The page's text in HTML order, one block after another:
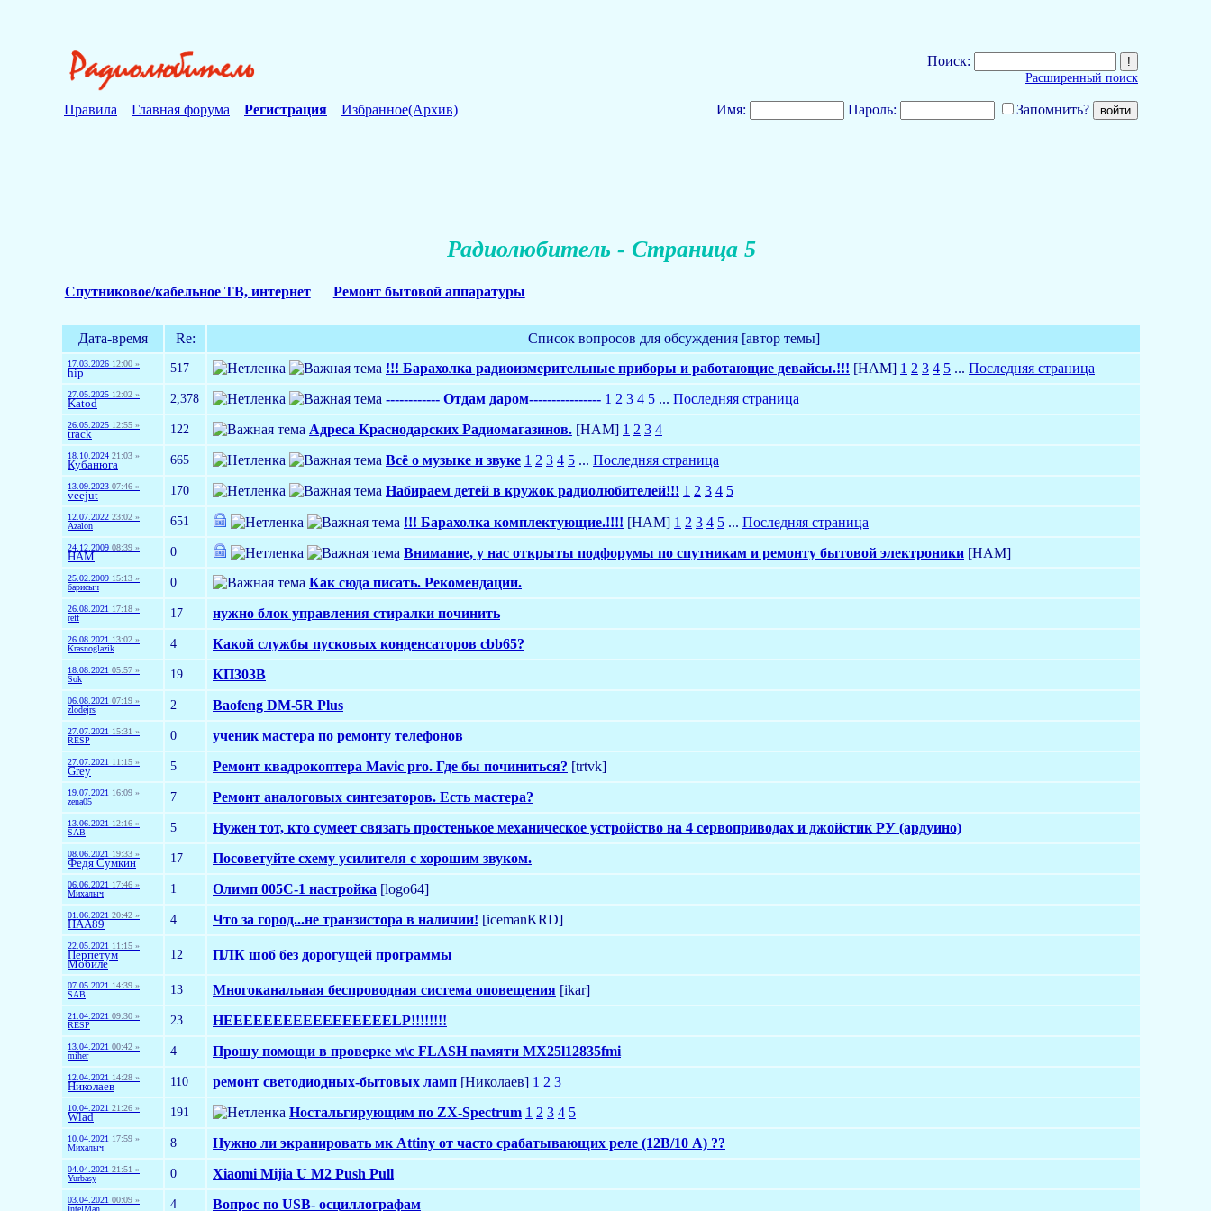
Поиск:
Расширенный поиск
Правила Главная форума Регистрация Избранное(Архив) Имя: Пароль: Запомнить?
Радиолюбитель - Страница 5
Спутниковое/кабельное ТВ, интернет Ремонт бытовой аппаратуры
Дата-время Re: Список вопросов для обсуждения [автор темы]
17.03.2026 12:00 »
hip 517 !!! Барахолка радиоизмерительные приборы и работающие девайсы.!!! [HAM] 1 2 3 4 5 ... Последняя страница
27.05.2025 12:02 »
Katod 2,378 ------------ Отдам даром---------------- 1 2 3 4 5 ... Последняя страница
26.05.2025 12:55 »
track 122 Адреса Краснодарских Радиомагазинов. [HAM] 1 2 3 4
18.10.2024 21:03 »
Кубанюга 665 Всё о музыке и звуке 1 2 3 4 5 ... Последняя страница
13.09.2023 07:46 »
veejut 170 Набираем детей в кружок радиолюбителей!!! 1 2 3 4 5
12.07.2022 23:02 »
Azalon
651 !!! Барахолка комплектующие.!!!! [HAM] 1 2 3 4 5 ... Последняя страница
24.12.2009 08:39 »
HAM 0 Внимание, у нас открыты подфорумы по спутникам и ремонту бытовой электроники [HAM]
25.02.2009 15:13 »
барисыч
0 Как сюда писать. Рекомендации.
26.08.2021 17:18 »
reff
17 нужно блок управления стиралки починить
26.08.2021 13:02 »
Krasnoglazik
4 Какой службы пусковых конденсаторов cbb65?
18.08.2021 05:57 »
Sok
19 КП303В
06.08.2021 07:19 »
zlodejrs
2 Baofeng DM-5R Plus
27.07.2021 15:31 »
RESP
0 ученик мастера по ремонту телефонов
27.07.2021 11:15 »
Grey 5 Ремонт квадрокоптера Mavic pro. Где бы починиться? [trtvk]
19.07.2021 16:09 »
zena05
7 Ремонт аналоговых синтезаторов. Есть мастера?
13.06.2021 12:16 »
SAB
5 Нужен тот, кто сумеет связать простенькое механическое устройство на 4 сервоприводах и джойстик РУ (ардуино)
08.06.2021 19:33 »
Федя Сумкин 17 Посоветуйте схему усилителя с хорошим звуком.
06.06.2021 17:46 »
Михалыч
1 Олимп 005С-1 настройка [logo64]
01.06.2021 20:42 »
HAA89 4 Что за город...не транзистора в наличии! [icemanKRD]
22.05.2021 11:15 »
Перпетум
Мобиле
12 ПЛК шоб без дорогущей программы
07.05.2021 14:39 »
SAB
13 Многоканальная беспроводная система оповещения [ikar]
21.04.2021 09:30 »
RESP
23 HEEEEEEEEEEEEEEEEELP!!!!!!!!
13.04.2021 00:42 »
miher
4 Прошу помощи в проверке м\с FLASH памяти MX25l12835fmi
12.04.2021 14:28 »
Николаев 110 ремонт светодиодных-бытовых ламп [Николаев] 1 2 3
10.04.2021 21:26 »
Wlad 191 Ностальгирующим по ZX-Spectrum 1 2 3 4 5
10.04.2021 17:59 »
Михалыч
8 Нужно ли экранировать мк Аttiny от часто срабатывающих реле (12В/10 А) ??
04.04.2021 21:51 »
Yurbasy
0 Xiaomi Mijia U M2 Push Pull
03.04.2021 00:09 »
IntelMan
4 Вопрос по USB- осциллографам